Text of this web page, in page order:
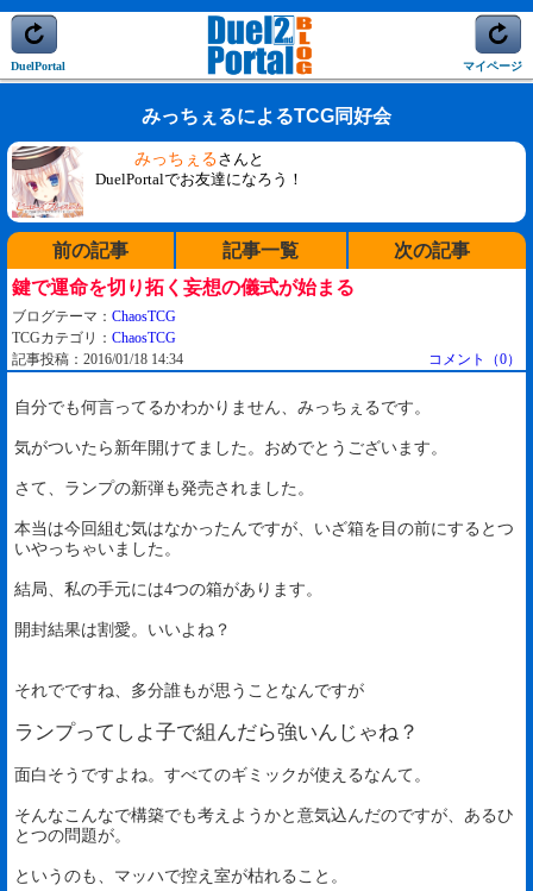
DuelPortal マイページ
みっちぇるによるTCG同好会
みっちぇるさんと
DuelPortalでお友達になろう！
前の記事 記事一覧
次の記事
鍵で運命を切り拓く妄想の儀式が始まる
ブログテーマ： ChaosTCG
TCGカテゴリ： ChaosTCG
記事投稿：2016/01/18 14:34
コメント（0）
自分でも何言ってるかわかりません、みっちぇるです。
気がついたら新年開けてました。おめでとうございます。
さて、ランプの新弾も発売されました。
本当は今回組む気はなかったんですが、いざ箱を目の前にするとつ
いやっちゃいました。
結局、私の手元には4つの箱があります。
開封結果は割愛。いいよね？
それでですね、多分誰もが思うことなんですが
ランプってしよ子で組んだら強いんじゃね？
面白そうですよね。すべてのギミックが使えるなんて。
そんなこんなで構築でも考えようかと意気込んだのですが、あるひ
とつの問題が。
というのも、マッハで控え室が枯れること。